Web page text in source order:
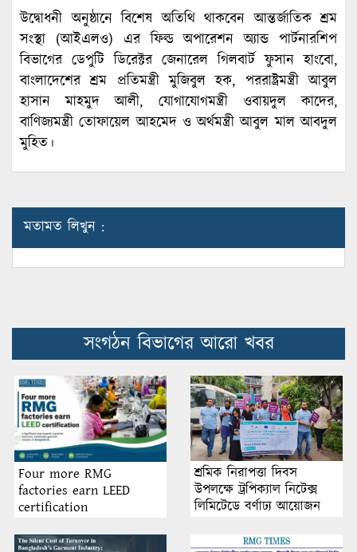
উদ্বোধনী অনুষ্ঠানে বিশেষ অতিথি থাকবেন আন্তর্জাতিক শ্রম
সংস্থা (আইএলও) এর ফিল্ড অপারেশন অ্যান্ড পার্টনারশিপ
বিভাগের ডেপুটি ডিরেক্টর জেনারেল গিলবার্ট ফুসান হাংবো,
বাংলাদেশের শ্রম প্রতিমন্ত্রী মুজিবুল হক, পররাষ্ট্রমন্ত্রী আবুল
হাসান মাহমুদ আলী, যোগাযোগমন্ত্রী ওবায়দুল কাদের,
বাণিজ্যমন্ত্রী তোফায়েল আহমেদ ও অর্থমন্ত্রী আবুল মাল আবদুল
মুহিত।
মতামত লিখুন :
সংগঠন বিভাগের আরো খবর
Four more RMG
factories earn LEED
certification
শ্রমিক নিরাপত্তা দিবস
উপলক্ষে ট্রপিক্যাল নিটেক্স
লিমিটেডে বর্ণাঢ্য আয়োজন